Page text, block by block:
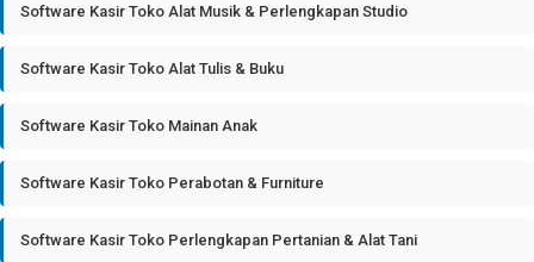
Software Kasir Toko Alat Musik & Perlengkapan Studio
Software Kasir Toko Alat Tulis & Buku
Software Kasir Toko Mainan Anak
Software Kasir Toko Perabotan & Furniture
Software Kasir Toko Perlengkapan Pertanian & Alat Tani